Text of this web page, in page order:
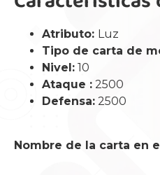
Atributo: Luz
Tipo de carta de
Nivel: 10
Ataque : 2500
Defensa: 2500
Nombre de la carta en